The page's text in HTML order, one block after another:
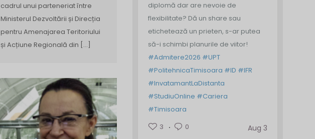
cadrul unui parteneriat între
Ministerul Dezvoltării și Direcția
pentru Amenajarea Teritoriului
și Acțiune Regională din […]
diplomă dar are nevoie de
flexibilitate? Dă un share sau
etichetează un prieten, s-ar putea
să-i schimbi planurile de viitor!
#Admitere2026 #UPT
#PolitehnicaTimisoara #ID #IFR
#InvatamantLaDistanta
#StudiuOnline #Cariera
#Timisoara
3
0 Aug 3